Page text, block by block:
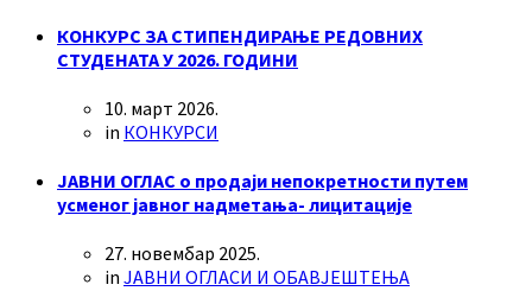
КОНКУРС ЗА СТИПЕНДИРАЊЕ РЕДОВНИХ
СТУДЕНАТА У 2026. ГОДИНИ
10. март 2026.
in КОНКУРСИ
ЈАВНИ ОГЛАС о продаји непокретности путем
усменог јавног надметања- лицитације
27. новембар 2025.
in ЈАВНИ ОГЛАСИ И ОБАВЈЕШТЕЊА